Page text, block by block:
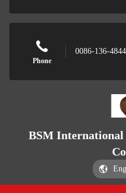
Phone
0086-136-
BSM International